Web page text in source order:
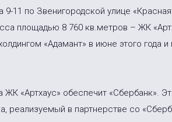
9-11 по Звенигородской улице
площадью 8 760 кв.метров – ЖК
«Адамант» в июне этого года
«Артхаус» обеспечит «Сбербанк».
реализуемый в партнерстве со